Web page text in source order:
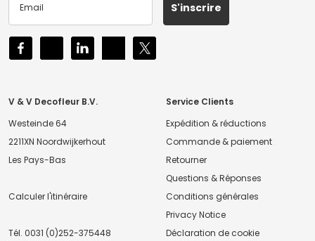
S'inscrire
V & V Decofleur B.V.
Westeinde 64
2211XN Noordwijkerhout
Les Pays-Bas
Calculer l'itinéraire
Tél. 0031 (0)252-375448
Service Clients
Expédition & réductions
Commande & paiement
Retourner
Questions & Réponses
Conditions générales
Privacy Notice
Déclaration de cookie